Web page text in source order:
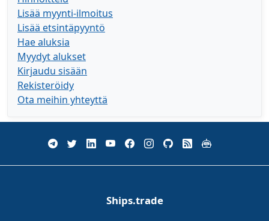
Lisää myynti-ilmoitus
Lisää etsintäpyyntö
Hae aluksia
Myydyt alukset
Kirjaudu sisään
Rekisteröidy
Ota meihin yhteyttä
Ships.trade